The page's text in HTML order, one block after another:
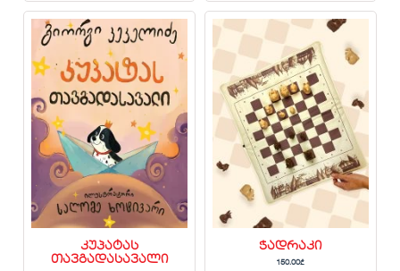
კუპატას
თავგადასავალი
ჭადრაკი
150.00₾